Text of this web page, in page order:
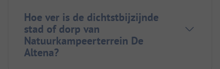
Hoe ver is de dichtstbijzijnde
stad of dorp van
Natuurkampeerterrein De
Altena?